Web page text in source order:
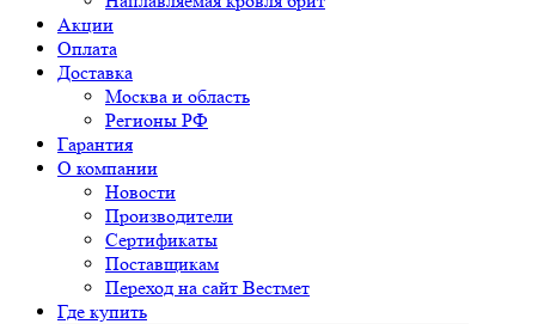
Акции
Оплата
Доставка
Москва и область
Регионы РФ
Гарантия
О компании
Новости
Производители
Сертификаты
Поставщикам
Переход на сайт Вестмет
Где купить